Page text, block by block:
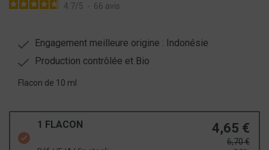
4.7/5 - 66 avis
Engagement meilleure origine : Indonésie
Production contrôlée et Bio
Flacon de 10 ml
1 FLACON 4,65 €
6,70 €